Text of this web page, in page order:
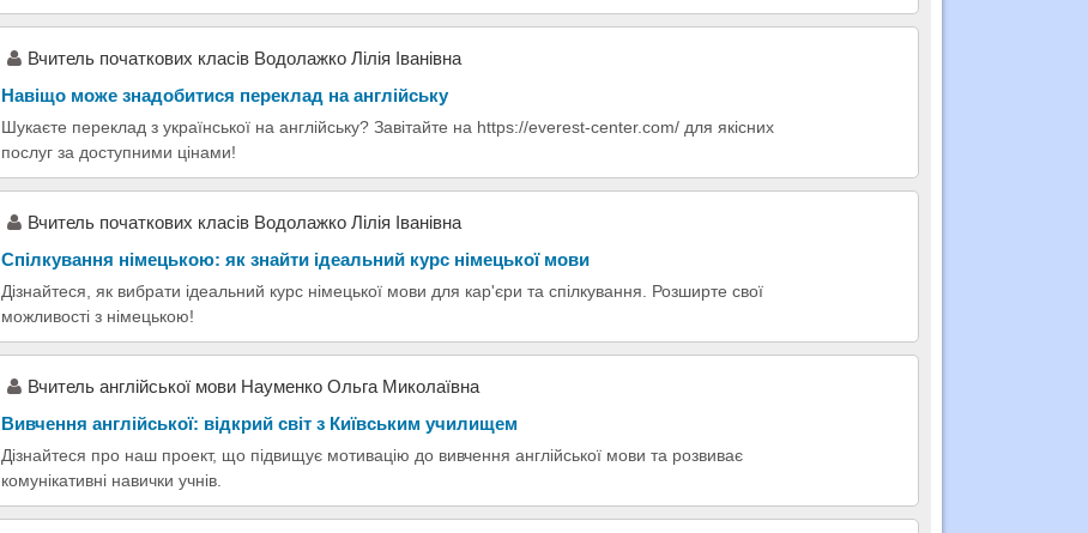
Вчитель початкових класів Водолажко Лілія Іванівна
Навіщо може знадобитися переклад на англійську
Шукаєте переклад з української на англійську? Завітайте на https://everest-center.com/ для якісних
послуг за доступними цінами!
Вчитель початкових класів Водолажко Лілія Іванівна
Спілкування німецькою: як знайти ідеальний курс німецької мови
Дізнайтеся, як вибрати ідеальний курс німецької мови для кар'єри та спілкування. Розширте свої
можливості з німецькою!
Вчитель англійської мови Науменко Ольга Миколаївна
Вивчення англійської: відкрий світ з Київським училищем
Дізнайтеся про наш проект, що підвищує мотивацію до вивчення англійської мови та розвиває
комунікативні навички учнів.